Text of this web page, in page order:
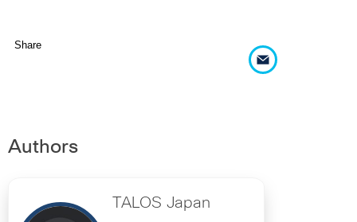
Share
Authors
TALOS Japan